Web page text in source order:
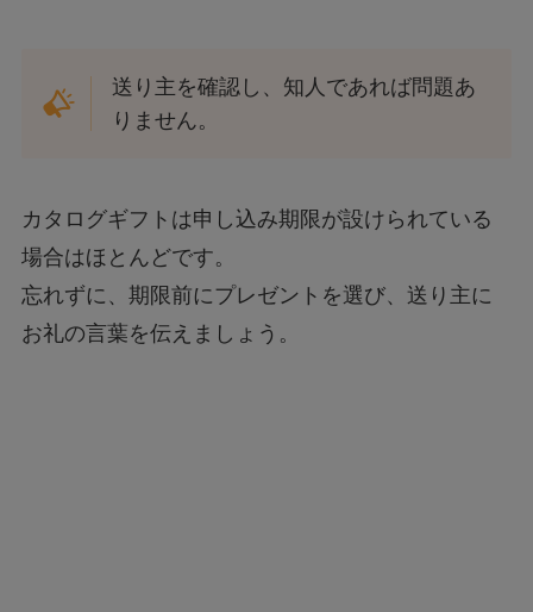
送り主を確認し、知人であれば問題あ
りません。
カタログギフトは申し込み期限が設けられている
場合はほとんどです。
忘れずに、期限前にプレゼントを選び、送り主に
お礼の言葉を伝えましょう。